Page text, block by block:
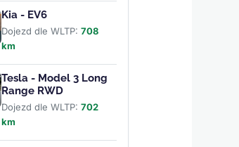
Kia - EV6
Dojezd dle WLTP: 708
km
Tesla - Model 3 Long
Range RWD
Dojezd dle WLTP: 702
km